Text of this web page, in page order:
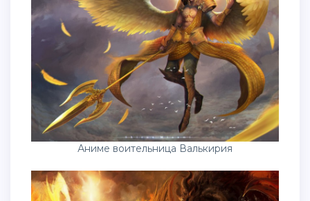
Аниме воительница Валькирия